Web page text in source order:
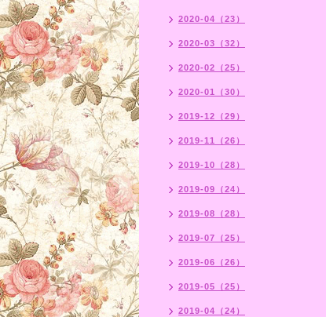
2020-04（23）
2020-03（32）
2020-02（25）
2020-01（30）
2019-12（29）
2019-11（26）
2019-10（28）
2019-09（24）
2019-08（28）
2019-07（25）
2019-06（26）
2019-05（25）
2019-04（24）